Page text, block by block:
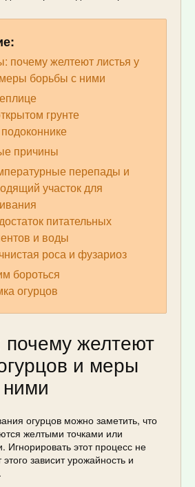
почему желтеют листья у
борьбы с ними
грунте
причины
перепады и
участок для
питательных
и воды
роса и фузариоз
бороться
огурцов
желтеют
и меры
огурцов можно заметить, что
желтыми точками или
этот процесс не
этого зависит урожайность и